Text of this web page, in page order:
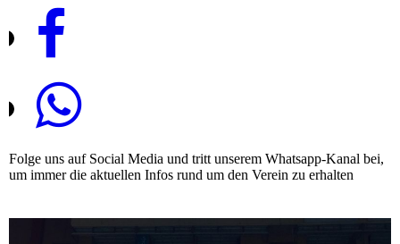
Folge uns auf Social Media und tritt unserem Whatsapp-Kanal bei,
um immer die aktuellen Infos rund um den Verein zu erhalten